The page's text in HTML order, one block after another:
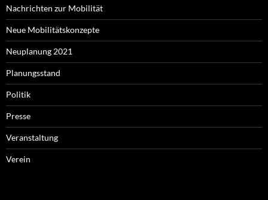
Nachrichten zur Mobilität
Neue Mobilitätskonzepte
Neuplanung 2021
Planungsstand
Politik
Presse
Veranstaltung
Verein